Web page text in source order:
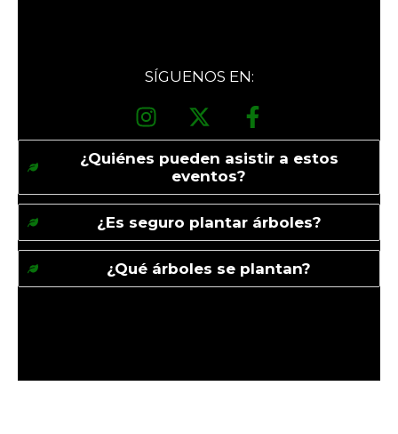
SÍGUENOS EN:
¿Quiénes pueden asistir a estos
eventos?
¿Es seguro plantar árboles?
¿Qué árboles se plantan?